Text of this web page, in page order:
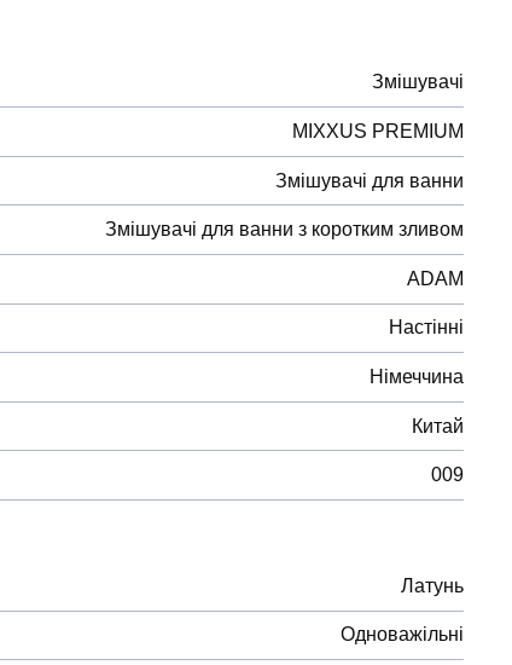
Змішувачі
MIXXUS PREMIUM
Змішувачі для ванни
Змішувачі для ванни з коротким зливом
ADAM
Настінні
Німеччина
Китай
009
Латунь
Одноважільні